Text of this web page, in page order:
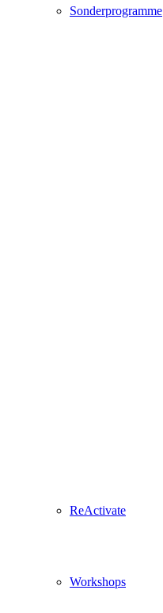
Sonderprogramme
ReActivate
Workshops